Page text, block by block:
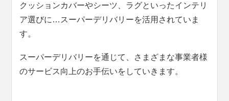
クッションカバーやシーツ、ラグといったインテリ
ア選びに…スーパーデリバリーを活用されていま
す。
スーパーデリバリーを通じて、さまざまな事業者様
のサービス向上のお手伝いをしていきます。